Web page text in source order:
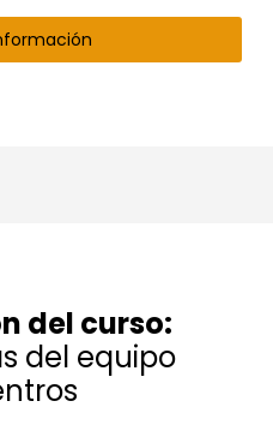
del curso:
del equipo